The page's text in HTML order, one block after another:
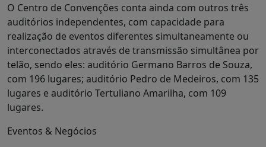
O Centro de Convenções conta ainda com outros três
auditórios independentes, com capacidade para
realização de eventos diferentes simultaneamente ou
interconectados através de transmissão simultânea por
telão, sendo eles: auditório Germano Barros de Souza,
com 196 lugares; auditório Pedro de Medeiros, com 135
lugares e auditório Tertuliano Amarilha, com 109
lugares.
Eventos & Negócios